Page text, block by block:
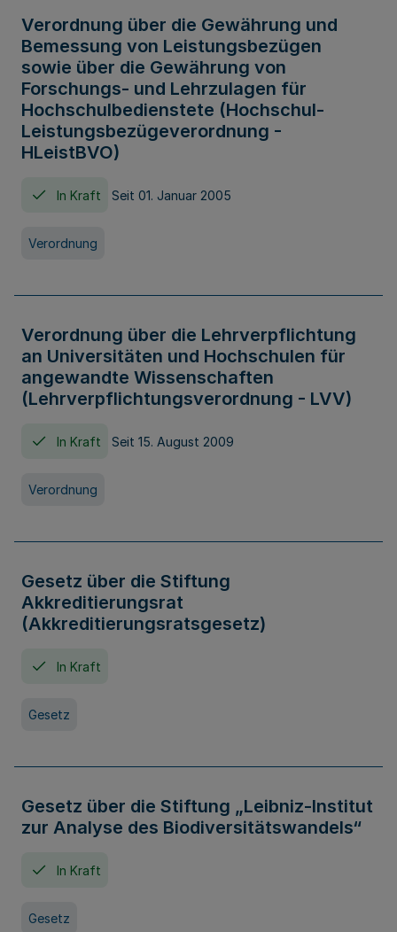
Verordnung über die Gewährung und
Bemessung von Leistungsbezügen
sowie über die Gewährung von
Forschungs- und Lehrzulagen für
Hochschulbedienstete (Hochschul-
Leistungsbezügeverordnung -
HLeistBVO)
In Kraft Seit 01. Januar 2005
Verordnung
Verordnung über die Lehrverpflichtung
an Universitäten und Hochschulen für
angewandte Wissenschaften
(Lehrverpflichtungsverordnung - LVV)
In Kraft Seit 15. August 2009
Verordnung
Gesetz über die Stiftung
Akkreditierungsrat
(Akkreditierungsratsgesetz)
In Kraft
Gesetz
Gesetz über die Stiftung „Leibniz-Institut
zur Analyse des Biodiversitätswandels“
In Kraft
Gesetz